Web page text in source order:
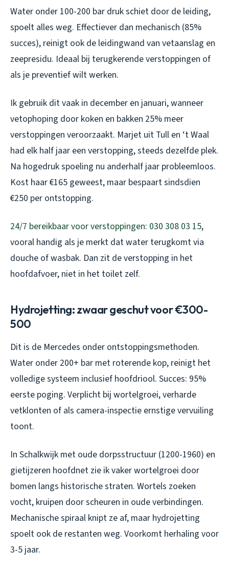
Water onder 100-200 bar druk schiet door de leiding,
spoelt alles weg. Effectiever dan mechanisch (85%
succes), reinigt ook de leidingwand van vetaanslag en
zeepresidu. Ideaal bij terugkerende verstoppingen of
als je preventief wilt werken.
Ik gebruik dit vaak in december en januari, wanneer
vetophoping door koken en bakken 25% meer
verstoppingen veroorzaakt. Marjet uit Tull en ‘t Waal
had elk half jaar een verstopping, steeds dezelfde plek.
Na hogedruk spoeling nu anderhalf jaar probleemloos.
Kost haar €165 geweest, maar bespaart sindsdien
€250 per ontstopping.
24/7 bereikbaar voor verstoppingen: 030 308 03 15,
vooral handig als je merkt dat water terugkomt via
douche of wasbak. Dan zit de verstopping in het
hoofdafvoer, niet in het toilet zelf.
Hydrojetting: zwaar geschut voor €300-
500
Dit is de Mercedes onder ontstoppingsmethoden.
Water onder 200+ bar met roterende kop, reinigt het
volledige systeem inclusief hoofdriool. Succes: 95%
eerste poging. Verplicht bij wortelgroei, verharde
vetklonten of als camera-inspectie ernstige vervuiling
toont.
In Schalkwijk met oude dorpsstructuur (1200-1960) en
gietijzeren hoofdnet zie ik vaker wortelgroei door
bomen langs historische straten. Wortels zoeken
vocht, kruipen door scheuren in oude verbindingen.
Mechanische spiraal knipt ze af, maar hydrojetting
spoelt ook de restanten weg. Voorkomt herhaling voor
3-5 jaar.